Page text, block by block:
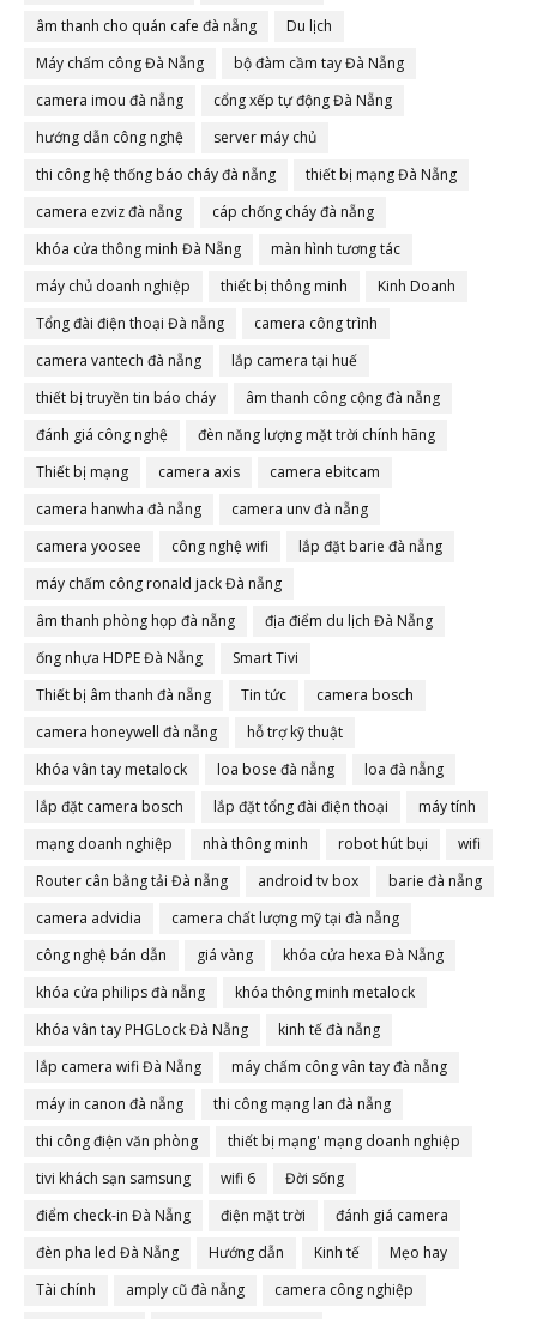
âm thanh cho quán cafe đà nẵng
Du lịch
Máy chấm công Đà Nẵng
bộ đàm cầm tay Đà Nẵng
camera imou đà nẵng
cổng xếp tự động Đà Nẵng
hướng dẫn công nghệ
server máy chủ
thi công hệ thống báo cháy đà nẵng
thiết bị mạng Đà Nẵng
camera ezviz đà nẵng
cáp chống cháy đà nẵng
khóa cửa thông minh Đà Nẵng
màn hình tương tác
máy chủ doanh nghiệp
thiết bị thông minh
Kinh Doanh
Tổng đài điện thoại Đà nẵng
camera công trình
camera vantech đà nẵng
lắp camera tại huế
thiết bị truyền tin báo cháy
âm thanh công cộng đà nẵng
đánh giá công nghệ
đèn năng lượng mặt trời chính hãng
Thiết bị mạng
camera axis
camera ebitcam
camera hanwha đà nẵng
camera unv đà nẵng
camera yoosee
công nghệ wifi
lắp đặt barie đà nẵng
máy chấm công ronald jack Đà nẵng
âm thanh phòng họp đà nẵng
địa điểm du lịch Đà Nẵng
ống nhựa HDPE Đà Nẵng
Smart Tivi
Thiết bị âm thanh đà nẵng
Tin tức
camera bosch
camera honeywell đà nẵng
hỗ trợ kỹ thuật
khóa vân tay metalock
loa bose đà nẵng
loa đà nẵng
lắp đặt camera bosch
lắp đặt tổng đài điện thoại
máy tính
mạng doanh nghiệp
nhà thông minh robot hút bụi
wifi
Router cân bằng tải Đà nẵng
android tv box
barie đà nẵng
camera advidia
camera chất lượng mỹ tại đà nẵng
công nghệ bán dẫn
giá vàng
khóa cửa hexa Đà Nẵng
khóa cửa philips đà nẵng
khóa thông minh metalock
khóa vân tay PHGLock Đà Nẵng
kinh tế đà nẵng
lắp camera wifi Đà Nẵng
máy chấm công vân tay đà nẵng
máy in canon đà nẵng
thi công mạng lan đà nẵng
thi công điện văn phòng
thiết bị mạng' mạng doanh nghiệp
tivi khách sạn samsung
wifi 6
Đời sống
điểm check-in Đà Nẵng
điện mặt trời
đánh giá camera
đèn pha led Đà Nẵng
Hướng dẫn Kinh tế
Mẹo hay
Tài chính
amply cũ đà nẵng
camera công nghiệp